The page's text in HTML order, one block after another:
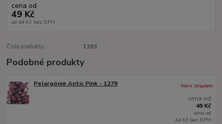
cena od
49 Kč
od 44 Kč bez DPH
Číslo produktu: 1283
Podobné produkty
Pelargónie Antic Pink - 1279
cena od
49 Kč
cena od
44 Kč bez DPH
Není skladem